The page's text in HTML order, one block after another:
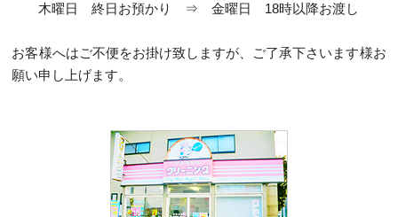
木曜日 終日お預かり ⇒ 金曜日 18時以降お渡し
お客様へはご不便をお掛け致しますが、ご了承下さいます様お
願い申し上げます。